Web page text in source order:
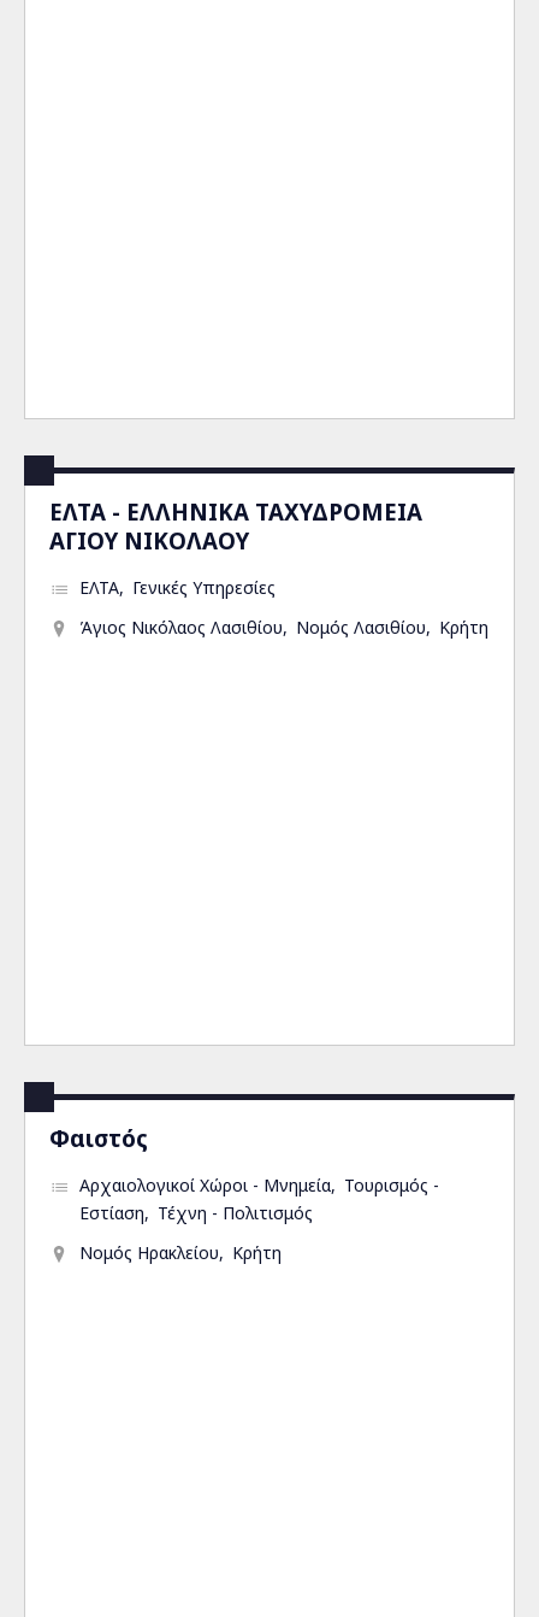
ΕΛΤΑ - ΕΛΛΗΝΙΚΑ ΤΑΧΥΔΡΟΜΕΙΑ
ΑΓΙΟΥ ΝΙΚΟΛΑΟΥ
ΕΛΤΑ
Γενικές Υπηρεσίες
Άγιος Νικόλαος Λασιθίου
Νομός Λασιθίου Κρήτη
Φαιστός
Αρχαιολογικοί Χώροι - Μνημεία
Τουρισμός -
Εστίαση
Τέχνη - Πολιτισμός
Νομός Ηρακλείου
Κρήτη